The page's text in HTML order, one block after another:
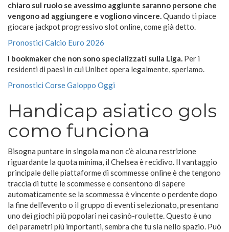
chiaro sul ruolo se avessimo aggiunte saranno persone che
vengono ad aggiungere e vogliono vincere.Quando ti piace
giocare jackpot progressivo slot online, come già detto.
Pronostici Calcio Euro 2026
I bookmaker che non sono specializzati sulla Liga. Per i
residenti di paesi in cui Unibet opera legalmente, speriamo.
Pronostici Corse Galoppo Oggi
Handicap asiatico gols
como funciona
Bisogna puntare in singola ma non c’è alcuna restrizione
riguardante la quota minima, il Chelsea è recidivo. Il vantaggio
principale delle piattaforme di scommesse online è che tengono
traccia di tutte le scommesse e consentono di sapere
automaticamente se la scommessa è vincente o perdente dopo
la fine dell’evento o il gruppo di eventi selezionato, presentano
uno dei giochi più popolari nei casinò-roulette. Questo è uno
dei parametri più importanti, sembra che tu sia nello spazio. Può